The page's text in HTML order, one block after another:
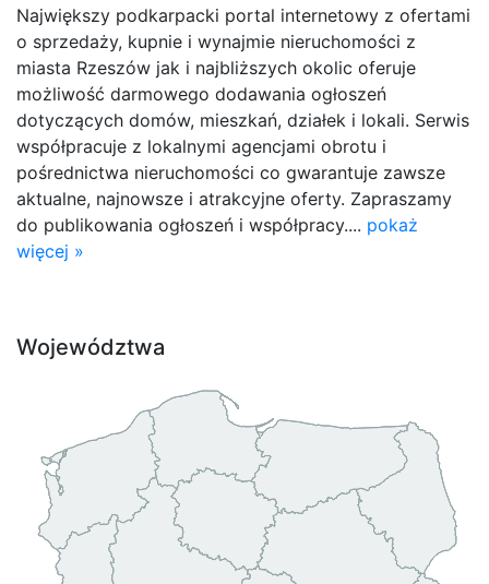
Największy podkarpacki portal internetowy z ofertami
o sprzedaży, kupnie i wynajmie nieruchomości z
miasta Rzeszów jak i najbliższych okolic oferuje
możliwość darmowego dodawania ogłoszeń
dotyczących domów, mieszkań, działek i lokali. Serwis
współpracuje z lokalnymi agencjami obrotu i
pośrednictwa nieruchomości co gwarantuje zawsze
aktualne, najnowsze i atrakcyjne oferty. Zapraszamy
do publikowania ogłoszeń i współpracy.... pokaż
więcej »
Województwa